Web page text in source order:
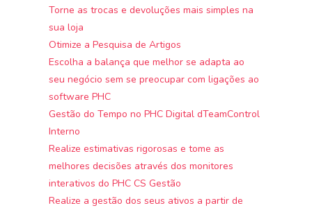
Torne as trocas e devoluções mais simples na
sua loja
Otimize a Pesquisa de Artigos
Escolha a balança que melhor se adapta ao
seu negócio sem se preocupar com ligações ao
software PHC
Gestão do Tempo no PHC Digital dTeamControl
Interno
Realize estimativas rigorosas e tome as
melhores decisões através dos monitores
interativos do PHC CS Gestão
Realize a gestão dos seus ativos a partir de